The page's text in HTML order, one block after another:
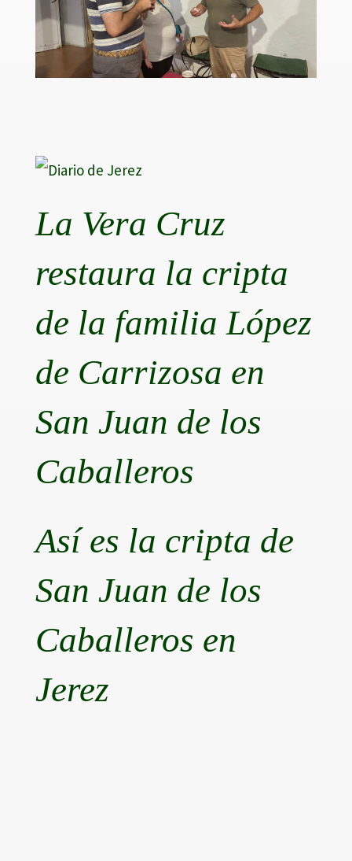
La Vera Cruz
restaura la cripta
de la familia López
de Carrizosa en
San Juan de los
Caballeros
Así es la cripta de
San Juan de los
Caballeros en
Jerez